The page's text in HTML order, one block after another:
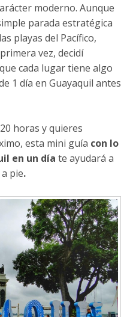
moderno. Aunque
parada estratégica
playas del Pacífico,
vez, decidí
cada lugar tiene algo
1 día en Guayaquil antes
horas y quieres
esta mini guía con lo
en un día te ayudará a
pie.